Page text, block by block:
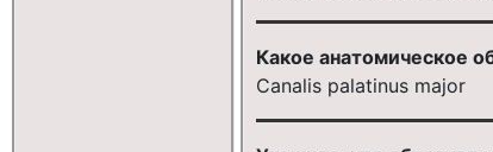
Какое анатомическое
Canalis palatinus major